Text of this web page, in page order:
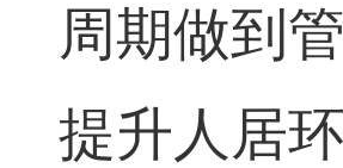
周期做到
提升人居